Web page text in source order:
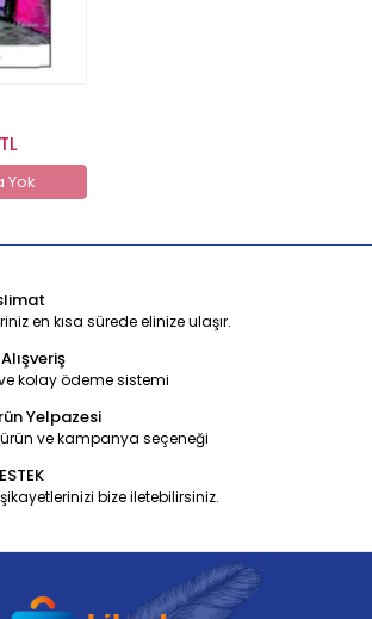
Yok
en kısa sürede elinize ulaşır.
kolay ödeme sistemi
Yelpazesi
ve kampanya seçeneği
bize iletebilirsiniz.